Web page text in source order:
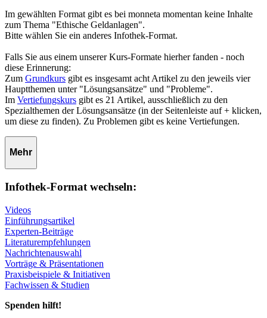
Im gewählten Format gibt es bei monneta momentan keine Inhalte
zum Thema "Ethische Geldanlagen".
Bitte wählen Sie ein anderes Infothek-Format.
Falls Sie aus einem unserer Kurs-Formate hierher fanden - noch
diese Erinnerung:
Zum Grundkurs gibt es insgesamt acht Artikel zu den jeweils vier
Hauptthemen unter "Lösungsansätze" und "Probleme".
Im Vertiefungskurs gibt es 21 Artikel, ausschließlich zu den
Spezialthemen der Lösungsansätze (in der Seitenleiste auf + klicken,
um diese zu finden). Zu Problemen gibt es keine Vertiefungen.
Mehr
Infothek-Format wechseln:
Videos
Einführungsartikel
Experten-Beiträge
Literaturempfehlungen
Nachrichtenauswahl
Vorträge & Präsentationen
Praxisbeispiele & Initiativen
Fachwissen & Studien
Spenden hilft!